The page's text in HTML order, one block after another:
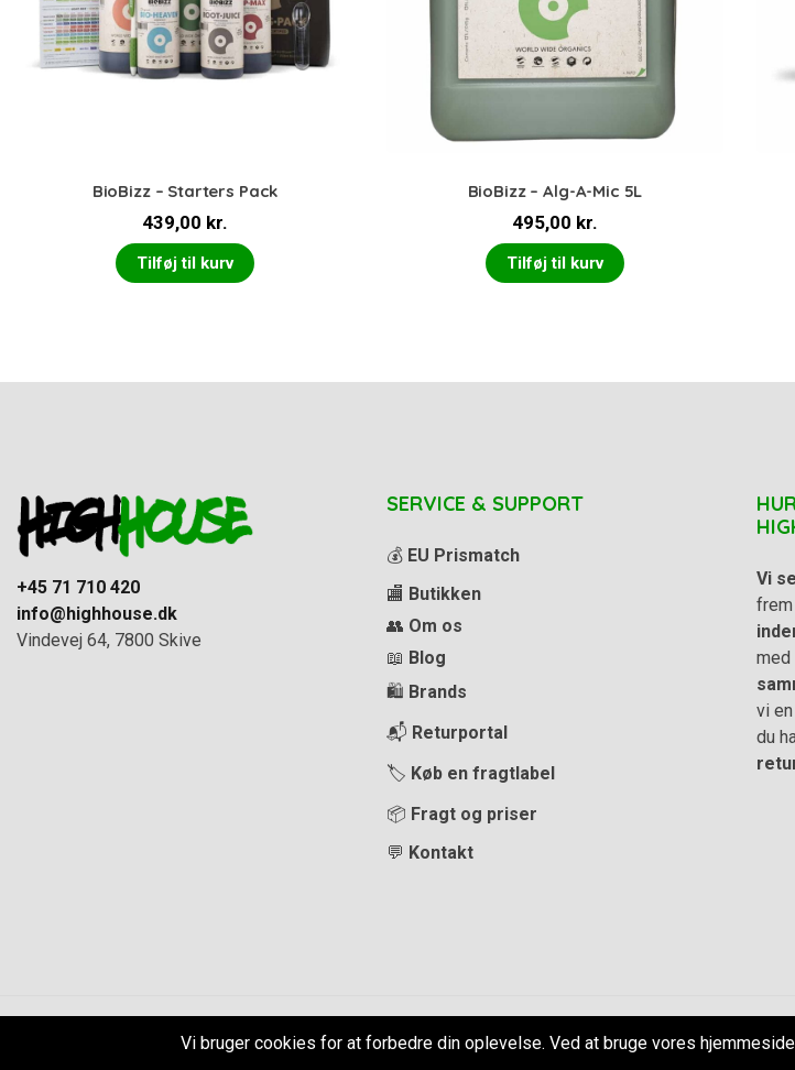
BioBizz – Starters Pack
439,00 kr.
Tilføj til kurv
BioBizz – Alg-A-Mic 5L
495,00 kr.
Tilføj til kurv
+45 71 710 420
info@highhouse.dk
Vindevej 64, 7800 Skive
SERVICE & SUPPORT
💰 EU Prismatch
🏬 Butikken
👥 Om os
📖 Blog
🛍️ Brands
📬 Returportal
🏷️ Køb en fragtlabel
📦 Fragt og priser
💬 Kontakt
Vi
frem
med
vi
du
Alle priser på hjemmesiden er i DKK inkl. Moms Handelsbetingelser – Cookie- og privatlivspolitik